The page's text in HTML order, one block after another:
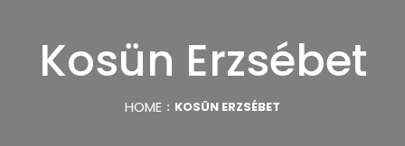
Kosün Erzsébet
HOME KOSÜN ERZSÉBET